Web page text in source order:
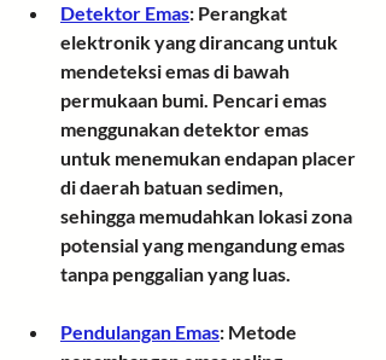
Detektor Emas: Perangkat
elektronik yang dirancang untuk
mendeteksi emas di bawah
permukaan bumi. Pencari emas
menggunakan detektor emas
untuk menemukan endapan placer
di daerah batuan sedimen,
sehingga memudahkan lokasi zona
potensial yang mengandung emas
tanpa penggalian yang luas.
Pendulangan Emas: Metode